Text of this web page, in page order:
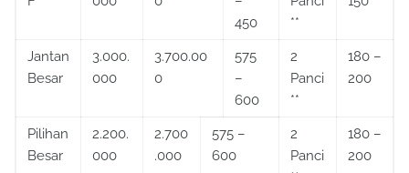
450
**
Jantan
Besar
3.000.
000
3.700.00
0
575
–
600
2
Panci
**
180 –
200
Pilihan
Besar
2.200.
000
2.700
.000
575 –
600
2
Panci
180 –
200